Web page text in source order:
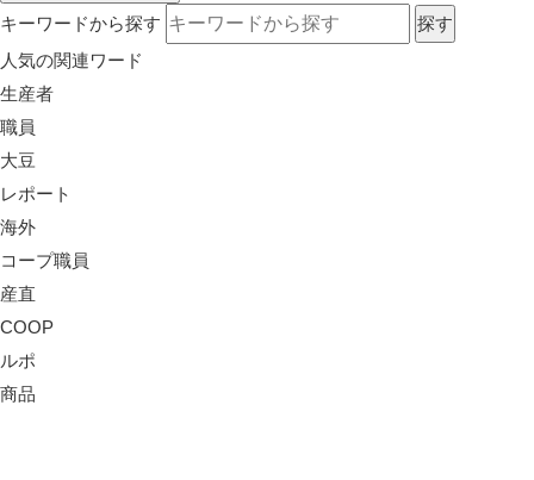
キーワードから探す
人気の関連ワード
生産者
職員
大豆
レポート
海外
コープ職員
産直
COOP
ルポ
商品